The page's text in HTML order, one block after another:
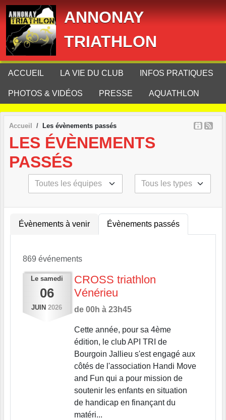
ANNONAY
TRIATHLON
ACCUEIL LA VIE DU CLUB INFOS PRATIQUES
PHOTOS & VIDÉOS PRESSE AQUATHLON
Accueil Les évènements passés
LES ÉVÈNEMENTS
PASSÉS
Évènements à venir Évènements passés
869 événements
Le samedi
06
JUIN 2026
CROSS triathlon
Vénérieu
de 00h à 23h45
Cette année, pour sa 4ème
édition, le club API TRI de
Bourgoin Jallieu s'est engagé aux
côtés de l'association Handi Move
and Fun qui a pour mission de
soutenir les enfants en situation
de handicap en finançant du
matéri...
Panneau de gestion des cookies